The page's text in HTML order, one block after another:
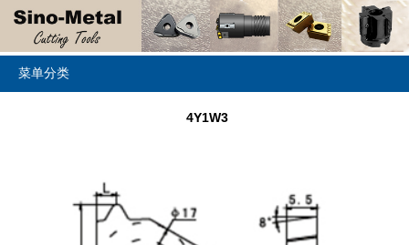
菜单分类
4Y1W3